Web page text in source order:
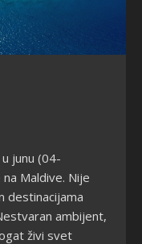
u junu (04-
Maldive. Nije
destinacijama
ambijent,
živi svet